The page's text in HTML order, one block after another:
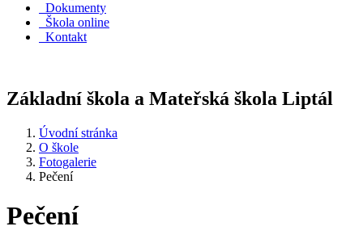
Dokumenty
Škola online
Kontakt
Základní škola a Mateřská škola Liptál
Úvodní stránka
O škole
Fotogalerie
Pečení
Pečení